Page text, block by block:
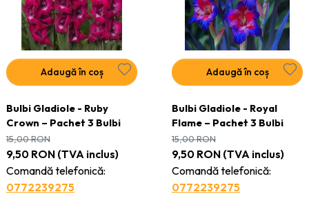
Adaugă în coș
Bulbi Gladiole - Ruby
Crown – Pachet 3 Bulbi
9,50 RON(TVA inclus)
Comandă telefonică:
0772239275
15,00RON
Adaugă în coș
Bulbi Gladiole - Royal
Flame – Pachet 3 Bulbi
9,50 RON(TVA inclus)
Comandă telefonică:
0772239275
15,00RON